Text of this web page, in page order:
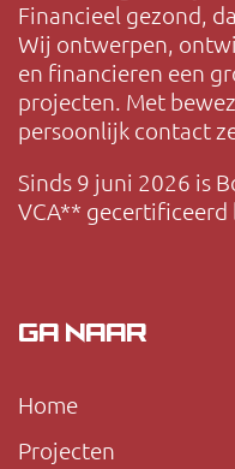
Financieel gezond,
Wij ontwerpen,
en financieren een
projecten. Met
persoonlijk contact
Sinds 9 juni 2026 is
VCA** gecertificeerd
GA NAAR
Home
Projecten